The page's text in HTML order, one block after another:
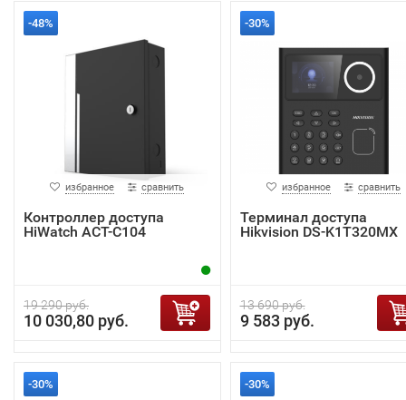
-48%
избранное сравнить
Контроллер доступа
HiWatch ACT-C104
19 290 руб.
10 030,80 руб.
-30%
избранное сравнить
Терминал доступа
Hikvision DS-K1T320MX
13 690 руб.
9 583 руб.
-30% -30%